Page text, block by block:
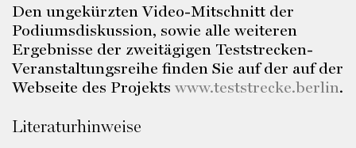
Den ungekürzten Video-Mitschnitt der
Podiumsdiskussion, sowie alle weiteren
Ergebnisse der zweitägigen Teststrecken-
Veranstaltungsreihe finden Sie auf der auf der
Webseite des Projekts www.teststrecke.berlin.
Literaturhinweise